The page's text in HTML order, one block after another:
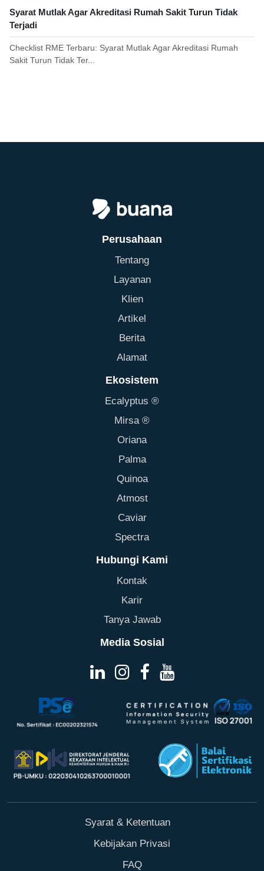
Syarat Mutlak Agar Akreditasi Rumah Sakit Turun Tidak
Terjadi
Checklist RME Terbaru: Syarat Mutlak Agar Akreditasi Rumah
Sakit Turun Tidak Ter...
Perusahaan
Tentang
Layanan
Klien
Artikel
Berita
Alamat
Ekosistem
Ecalyptus ®
Mirsa ®
Oriana
Palma
Quinoa
Atmost
Caviar
Spectra
Hubungi Kami
Kontak
Karir
Tanya Jawab
Media Sosial
Syarat & Ketentuan
Kebijakan Privasi
FAQ